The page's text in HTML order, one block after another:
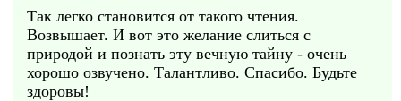
Так легко становится от такого чтения.
Возвышает. И вот это желание слиться с
природой и познать эту вечную тайну - очень
хорошо озвучено. Талантливо. Спасибо. Будьте
здоровы!